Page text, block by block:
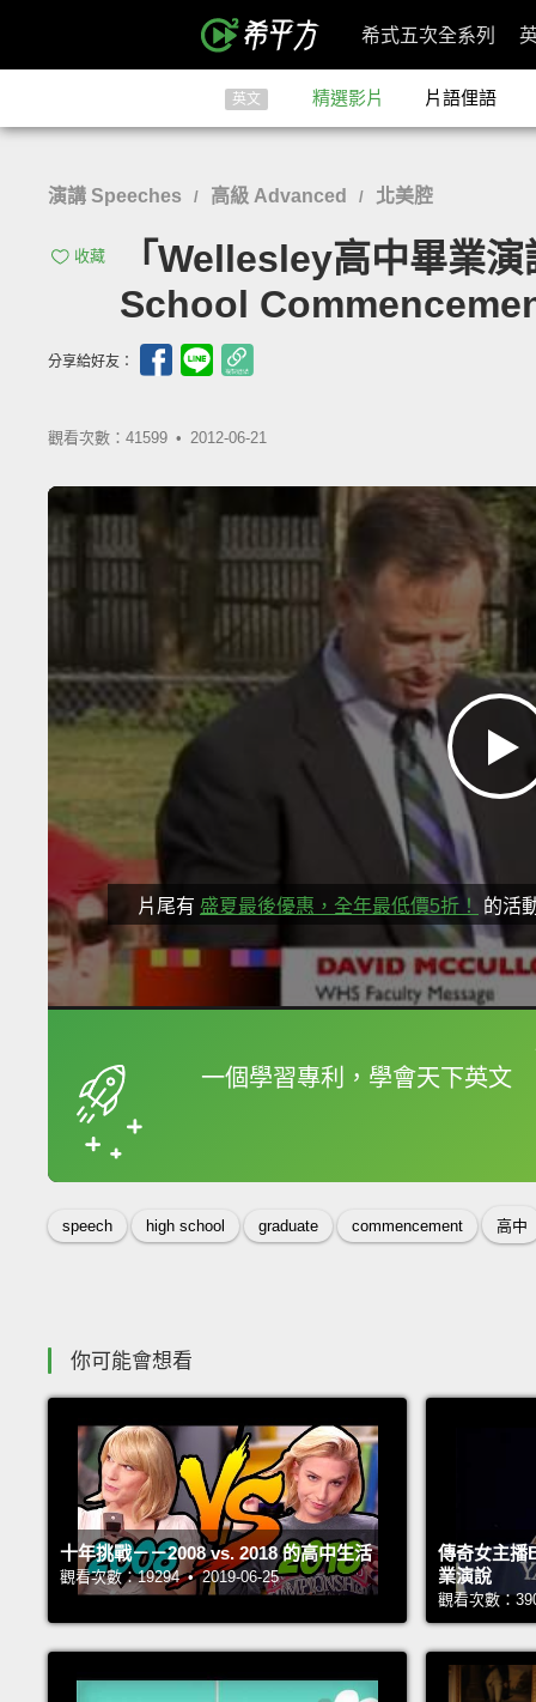
希式五次全系列
英文 精選影片 片語俚語
演講 Speeches / 高級 Advanced / 北美腔
收藏
「Wellesley高中畢業
School
分享給好友：
觀看次數：41599 • 2012-06-21
片尾有 盛夏最後優惠，全年最低價5折！ 的活
一個學習專利，學會天下英文
框選或點兩下字幕可
speech high school graduate commencement 高中
你可能會想看
十年挑戰－－2008 vs. 2018 的高中生活
觀看次數：19294 • 2019-06-25
傳奇女主播
業演說
觀看次數：